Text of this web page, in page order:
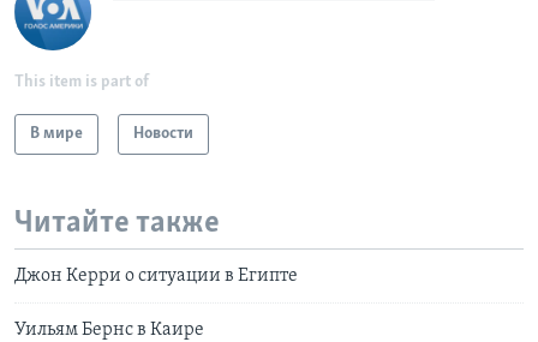
This item is part of
В мире Новости
Читайте также
Джон Керри о ситуации в Египте
Уильям Бернс в Каире